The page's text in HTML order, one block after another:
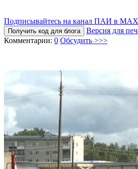
Подписывайтесь на канал ПАИ в MAХ
Получить код для блога
Версия для
Комментарии: 0 Обсудить >>>